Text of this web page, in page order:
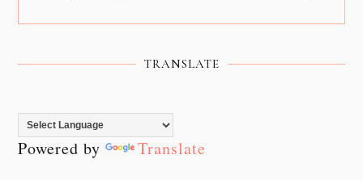
TRANSLATE
Powered by Translate